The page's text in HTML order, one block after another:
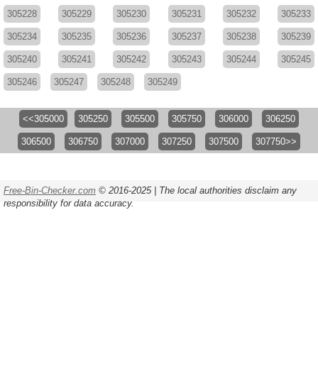
305228 305229 305230 305231 305232 305233
305234 305235 305236 305237 305238 305239
305240 305241 305242 305243 305244 305245
305246 305247 305248 305249
<<305000 305250 305500 305750 306000 306250
306500 306750 307000 307250 307500 307750>>
Free-Bin-Checker.com © 2016-2025 | The local authorities disclaim any
responsibility for data accuracy.